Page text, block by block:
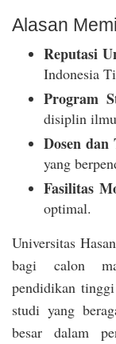
Alasan
Reputasi
Indonesia
Program
disiplin
Dosen dan
yang
Fasilitas
optimal.
Universitas
bagi calon
pendidikan
studi yang
besar dalam